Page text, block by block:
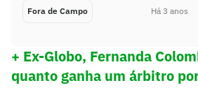
Fora de Campo Há 3 anos
+ Ex-Globo, Fernanda
quanto ganha um árbitro